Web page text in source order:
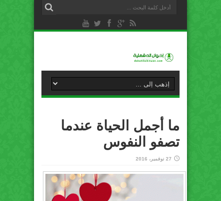
ما أجمل الحياة عندما
تصفو النفوس
27 نوفمبر، 2016